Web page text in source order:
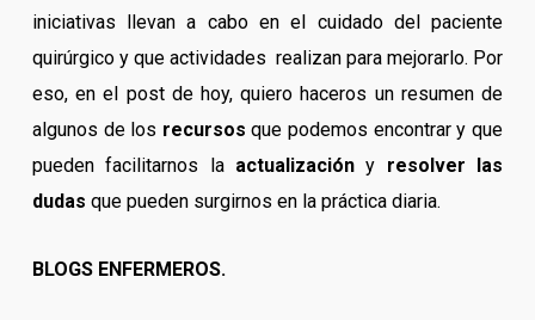
iniciativas llevan a cabo en el cuidado del paciente
quirúrgico y que actividades realizan para mejorarlo. Por
eso, en el post de hoy, quiero haceros un resumen de
algunos de los recursos que podemos encontrar y que
pueden facilitarnos la actualización y resolver las
dudas que pueden surgirnos en la práctica diaria.
BLOGS ENFERMEROS.